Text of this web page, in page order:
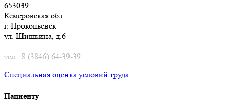
653039
Кемеровская обл.
г. Прокопьевск
ул. Шишкина, д.6
тел.: 8 (3846) 64-39-39
Специальная оценка условий труда
Пациенту